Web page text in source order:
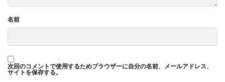
名前
次回のコメントで使用するためブラウザーに自分の名前、メールアドレス、
サイトを保存する。